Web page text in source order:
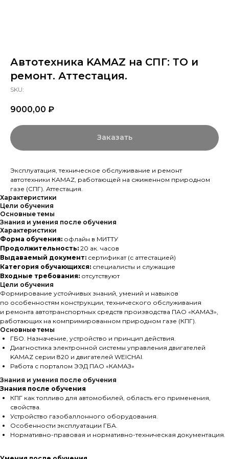
Автотехника KAMAZ на СПГ: ТО и
ремонт. Аттестация.
SKU:
9000,00 ₽
Заказать
Эксплуатация, техническое обслуживание и ремонт
автотехники КАМАZ, работающей на сжиженном природном
газе (СПГ). Аттестация.
Характеристики
Цели обучения
Основные темы
Знания и умения после обучения
Характеристики
Форма обучения: офлайн в МИТТУ
Продолжительность: 20 ак. часов
Выдаваемый документ: сертификат (с аттестацией)
Категория обучающихся: специалисты и служащие
Входные требования: отсутствуют
Цели обучения
Формирование устойчивых знаний, умений и навыков
по особенностям конструкции, технического обслуживания
и ремонта автотранспортных средств производства ПАО «КАМАЗ»,
работающих на компримированном природном газе (КПГ).
Основные темы
ГБО. Назначение, устройство и принцип действия.
Диагностика электронной системы управления двигателей
KAMAZ серии 820 и двигателей WEICHAI.
Работа с порталом ЭЭД ПАО «КАМАЗ»
Знания и умения после обучения
Знания после обучения
КПГ как топливо для автомобилей, область его применения,
свойства.
Устройство газобаллонного оборудования.
Особенности эксплуатации ГБА.
Нормативно-правовая и нормативно-техническая документация.